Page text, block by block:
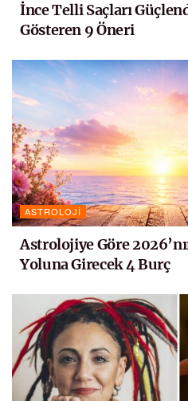
İnce Telli Saçları
Gösteren 9 Öneri
ASTROLOJI
Astrolojiye Göre
Yoluna Girecek 4 Burç